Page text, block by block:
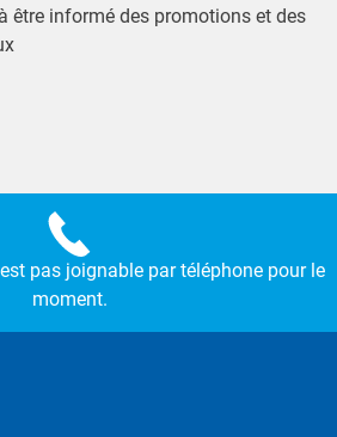
être informé des promotions et des
pas joignable par téléphone pour le
moment.